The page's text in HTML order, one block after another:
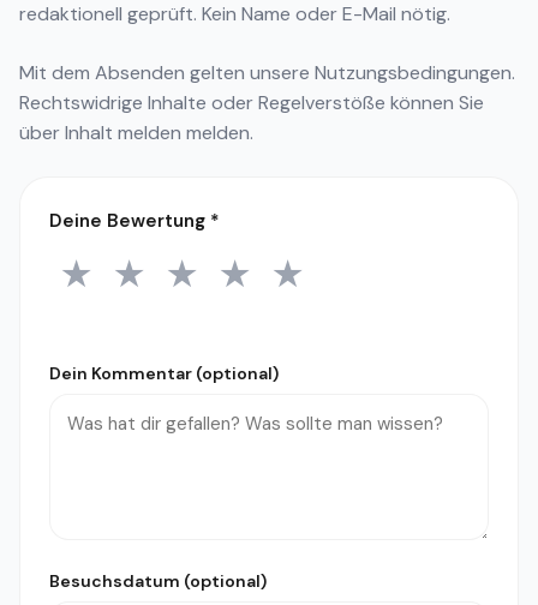
redaktionell geprüft. Kein Name oder E-Mail nötig.
Mit dem Absenden gelten unsere Nutzungsbedingungen.
Rechtswidrige Inhalte oder Regelverstöße können Sie
überInhalt melden melden.
Deine Bewertung *
1 Stern
★ 2 Sterne
★ 3 Sterne
★ 4 Sterne
★ 5 Sterne
★
Dein Kommentar (optional)
Besuchsdatum (optional)